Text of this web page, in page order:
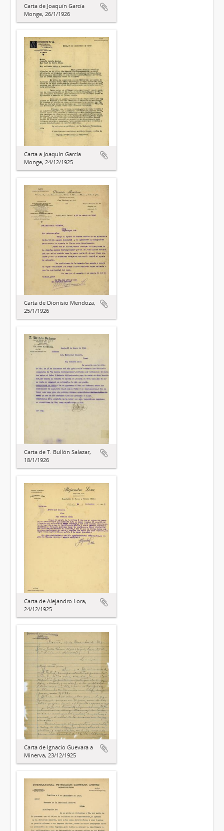
Carta de Joaquín García
Monge, 26/1/1926
Carta a Joaquín García
Monge, 24/12/1925
Carta de Dionisio Mendoza,
25/1/1926
Carta de T. Bullón Salazar,
18/1/1926
Carta de Alejandro Lora,
24/12/1925
Carta de Ignacio Guevara a
Minerva, 23/12/1925